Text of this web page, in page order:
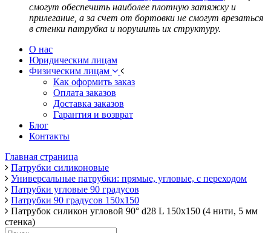
смогут обеспечить наиболее плотную затяжку и
прилегание, а за счет от бортовки не смогут врезаться
в стенки патрубка и порушить их структуру.
О нас
Юридическим лицам
Физическим лицам
Как оформить заказ
Оплата заказов
Доставка заказов
Гарантия и возврат
Блог
Контакты
Главная страница
Патрубки силиконовые
Универсальные патрубки: прямые, угловые, с переходом
Патрубки угловые 90 градусов
Патрубки 90 градусов 150х150
Патрубок силикон угловой 90° d28 L 150x150 (4 нити, 5 мм
стенка)